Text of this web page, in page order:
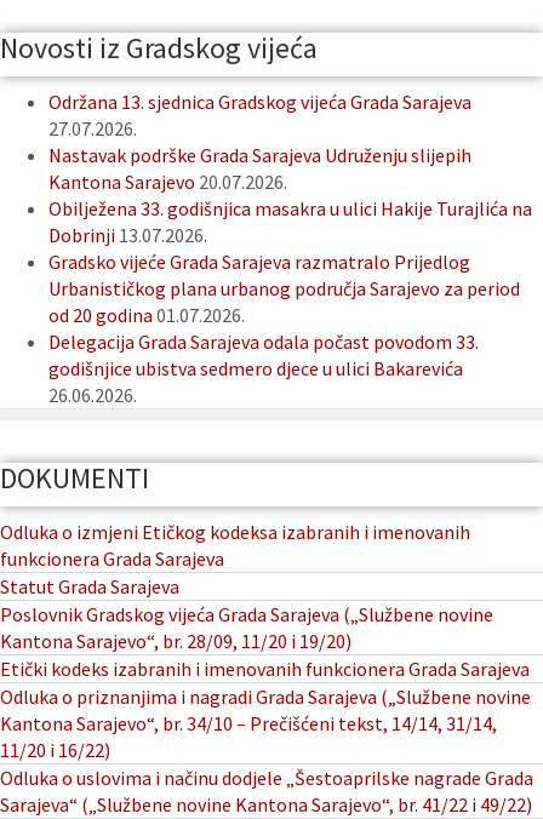
Novosti iz Gradskog vijeća
Održana 13. sjednica Gradskog vijeća Grada Sarajeva
27.07.2026.
Nastavak podrške Grada Sarajeva Udruženju slijepih
Kantona Sarajevo 20.07.2026.
Obilježena 33. godišnjica masakra u ulici Hakije Turajlića na
Dobrinji 13.07.2026.
Gradsko vijeće Grada Sarajeva razmatralo Prijedlog
Urbanističkog plana urbanog područja Sarajevo za period
od 20 godina 01.07.2026.
Delegacija Grada Sarajeva odala počast povodom 33.
godišnjice ubistva sedmero djece u ulici Bakarevića
26.06.2026.
DOKUMENTI
Odluka o izmjeni Etičkog kodeksa izabranih i imenovanih
funkcionera Grada Sarajeva
Statut Grada Sarajeva
Poslovnik Gradskog vijeća Grada Sarajeva („Službene novine
Kantona Sarajevo“, br. 28/09, 11/20 i 19/20)
Etički kodeks izabranih i imenovanih funkcionera Grada Sarajeva
Odluka o priznanjima i nagradi Grada Sarajeva („Službene novine
Kantona Sarajevo“, br. 34/10 – Prečišćeni tekst, 14/14, 31/14,
11/20 i 16/22)
Odluka o uslovima i načinu dodjele „Šestoaprilske nagrade Grada
Sarajeva“ („Službene novine Kantona Sarajevo“, br. 41/22 i 49/22)